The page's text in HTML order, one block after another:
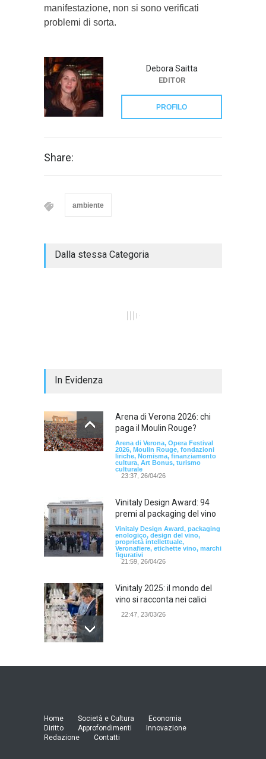
manifestazione, non si sono verificati
problemi di sorta.
Debora Saitta
EDITOR
PROFILO
Share:
ambiente
Dalla stessa Categoria
In Evidenza
Arena di Verona 2026: chi
paga il Moulin Rouge?
Arena di Verona, Opera Festival
2026, Moulin Rouge, fondazioni
liriche, Nomisma, finanziamento
cultura, Art Bonus, turismo
culturale
23:37, 26/04/26
Vinitaly Design Award: 94
premi al packaging del vino
Vinitaly Design Award, packaging
enologico, design del vino,
proprietà intellettuale,
Veronafiere, etichette vino, marchi
figurativi
21:59, 26/04/26
Vinitaly 2025: il mondo del
vino si racconta nei calici
22:47, 23/03/26
Model Expo Italy 2025 a
21:25, 04/03/26
Verona Domani, aumenta il
Home Società e Cultura
Economia
Diritto
Approfondimenti
Innovazione
Redazione
Contatti